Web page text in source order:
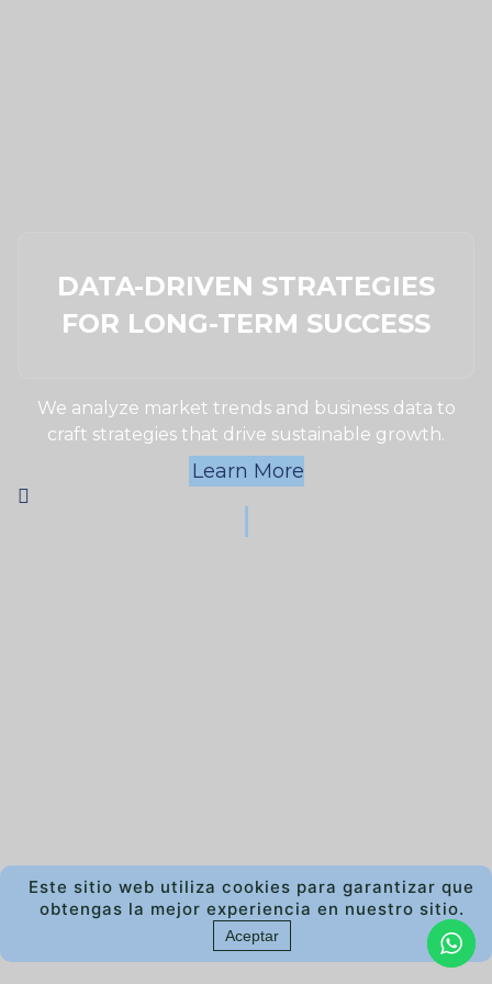
DATA-DRIVEN STRATEGIES
FOR LONG-TERM SUCCESS
We analyze market trends and business data to
craft strategies that drive sustainable growth.
Learn More
Este sitio web utiliza cookies para garantizar que
obtengas la mejor experiencia en nuestro sitio.
Aceptar